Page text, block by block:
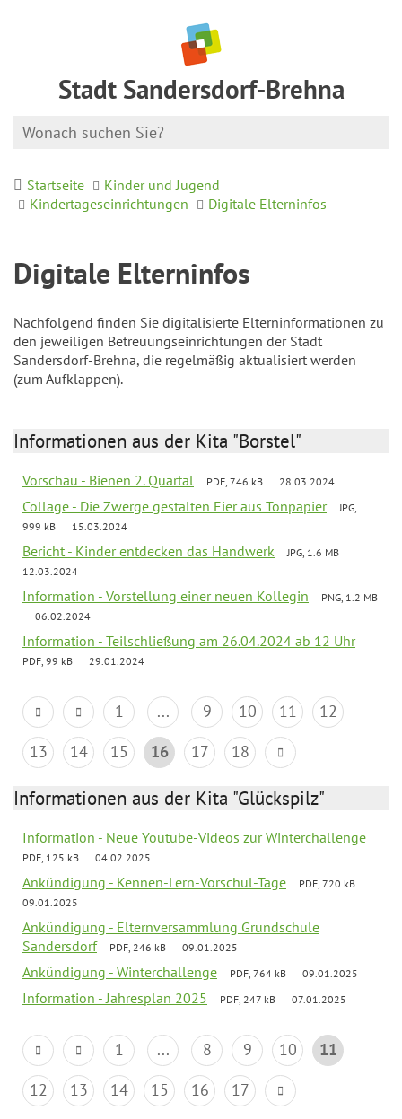
Stadt Sandersdorf-Brehna
Startseite
Kinder und Jugend
Kindertageseinrichtungen
Digitale Elterninfos
Digitale Elterninfos
Nachfolgend finden Sie digitalisierte Elterninformationen zu
den jeweiligen Betreuungseinrichtungen der Stadt
Sandersdorf-Brehna, die regelmäßig aktualisiert werden
(zum Aufklappen).
Informationen aus der Kita "Borstel"
Vorschau - Bienen 2. Quartal PDF, 746 kB 28.03.2024
Collage - Die Zwerge gestalten Eier aus Tonpapier
JPG,
999 kB
15.03.2024
Bericht - Kinder entdecken das Handwerk
JPG, 1.6 MB
12.03.2024
Information - Vorstellung einer neuen Kollegin
PNG, 1.2 MB
06.02.2024
Information - Teilschließung am 26.04.2024 ab 12 Uhr
PDF, 99 kB 29.01.2024
1 ... 9 10 11
12
13
14 15 16 17 18
Informationen aus der Kita "Glückspilz"
Information - Neue Youtube-Videos zur Winterchallenge
PDF, 125 kB 04.02.2025
Ankündigung - Kennen-Lern-Vorschul-Tage
PDF, 720 kB
09.01.2025
Ankündigung - Elternversammlung Grundschule
Sandersdorf
PDF, 246 kB 09.01.2025
Ankündigung - Winterchallenge PDF, 764 kB 09.01.2025
Information - Jahresplan 2025 PDF, 247 kB 07.01.2025
1 ... 8 9 10
11
12
13 14 15 16 17